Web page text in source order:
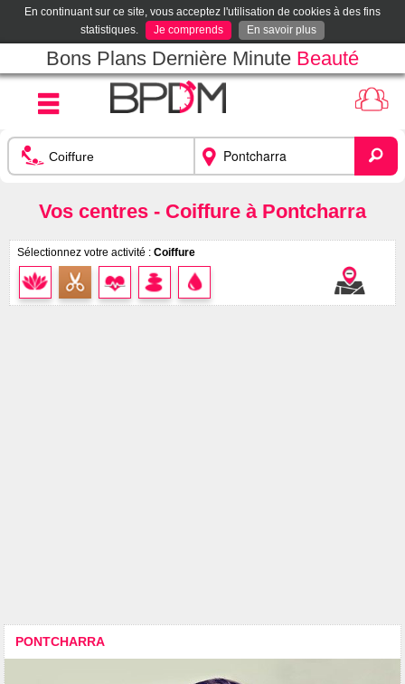
En continuant sur ce site, vous acceptez l'utilisation de cookies à des fins
statistiques.
Je comprends En savoir plus
Bons Plans Dernière Minute Beauté
Vos centres - Coiffure à Pontcharra
Sélectionnez votre activité : Coiffure
PONTCHARRA